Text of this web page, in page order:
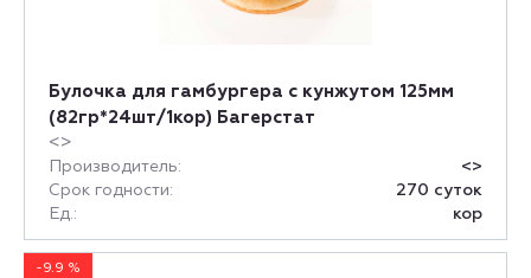
Булочка для гамбургера с кунжутом 125мм
(82гр*24шт/1кор) Багерстат
<>
Производитель:
<>
Срок годности:
270 суток
Ед.:
кор
-9.9 %